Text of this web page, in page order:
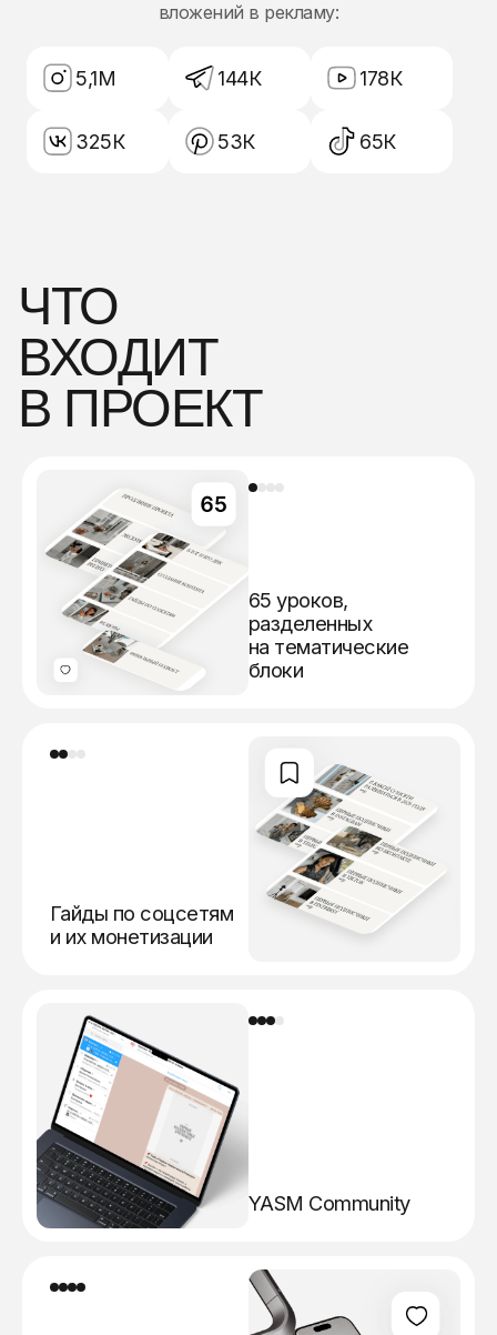
вложений в рекламу:
5,1М 144К 178К
325К 53К 65К
ЧТО
ВХОДИТ
В ПРОЕКТ
на тематические
блоки